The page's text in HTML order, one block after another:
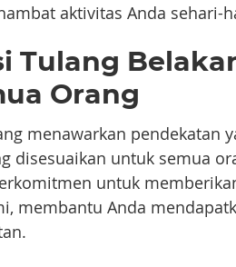
aktivitas Anda sehari-
Tulang
Orang
menawarkan pendekatan
disesuaikan untuk semua
untuk
membantu Anda